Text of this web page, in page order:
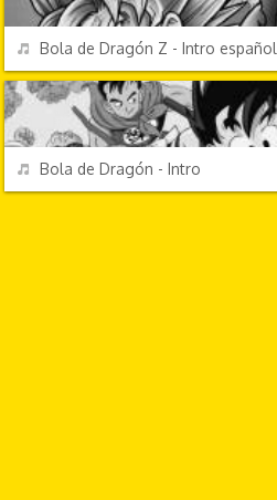
REPRODUCIR
Bola de Dragón Z - Intro español
REPRODUCIR
Bola de Dragón - Intro